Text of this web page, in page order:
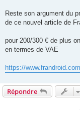
Reste son argument du
de ce nouvel article de
pour 200/300 € de plus
en termes de VAE
https://
Répondre